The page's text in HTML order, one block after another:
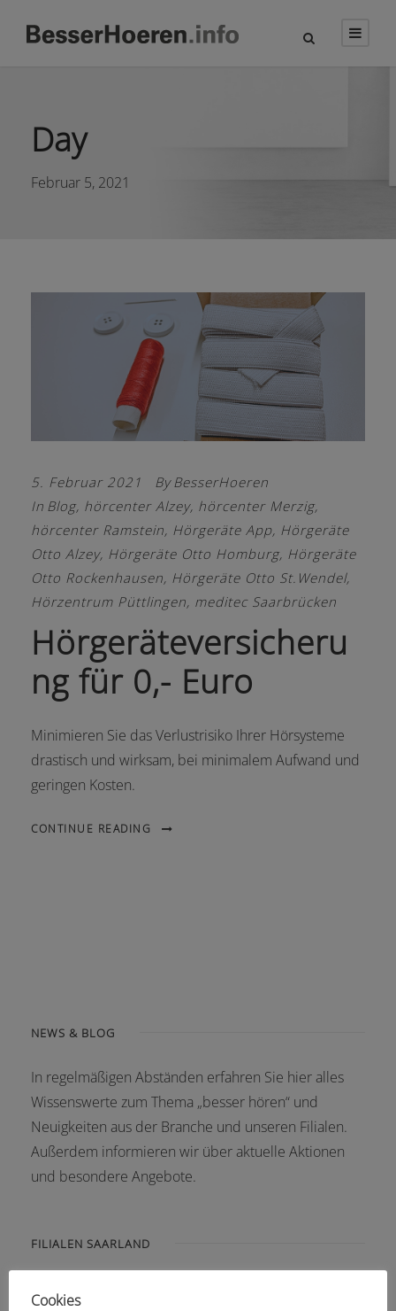
Day
Februar 5, 2021
5. Februar 2021 By BesserHoeren
In Blog, hörcenter Alzey, hörcenter Merzig,
hörcenter Ramstein, Hörgeräte App, Hörgeräte
Otto Alzey, Hörgeräte Otto Homburg, Hörgeräte
Otto Rockenhausen, Hörgeräte Otto St.Wendel,
Hörzentrum Püttlingen, meditec Saarbrücken
Hörgeräteversicheru
ng für 0,- Euro
Minimieren Sie das Verlustrisiko Ihrer Hörsysteme
drastisch und wirksam, bei minimalem Aufwand und
geringen Kosten.
CONTINUE READING
NEWS & BLOG
In regelmäßigen Abständen erfahren Sie hier alles
Wissenswerte zum Thema „besser hören“ und
Neuigkeiten aus der Branche und unseren Filialen.
Außerdem informieren wir über aktuelle Aktionen
und besondere Angebote.
FILIALEN SAARLAND
Cookies